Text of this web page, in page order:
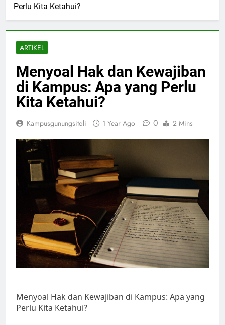
Perlu Kita Ketahui?
ARTIKEL
Menyoal Hak dan Kewajiban
di Kampus: Apa yang Perlu
Kita Ketahui?
Kampusgunungsitoli 1 Year Ago 0 2 Mins
Menyoal Hak dan Kewajiban di Kampus: Apa yang
Perlu Kita Ketahui?